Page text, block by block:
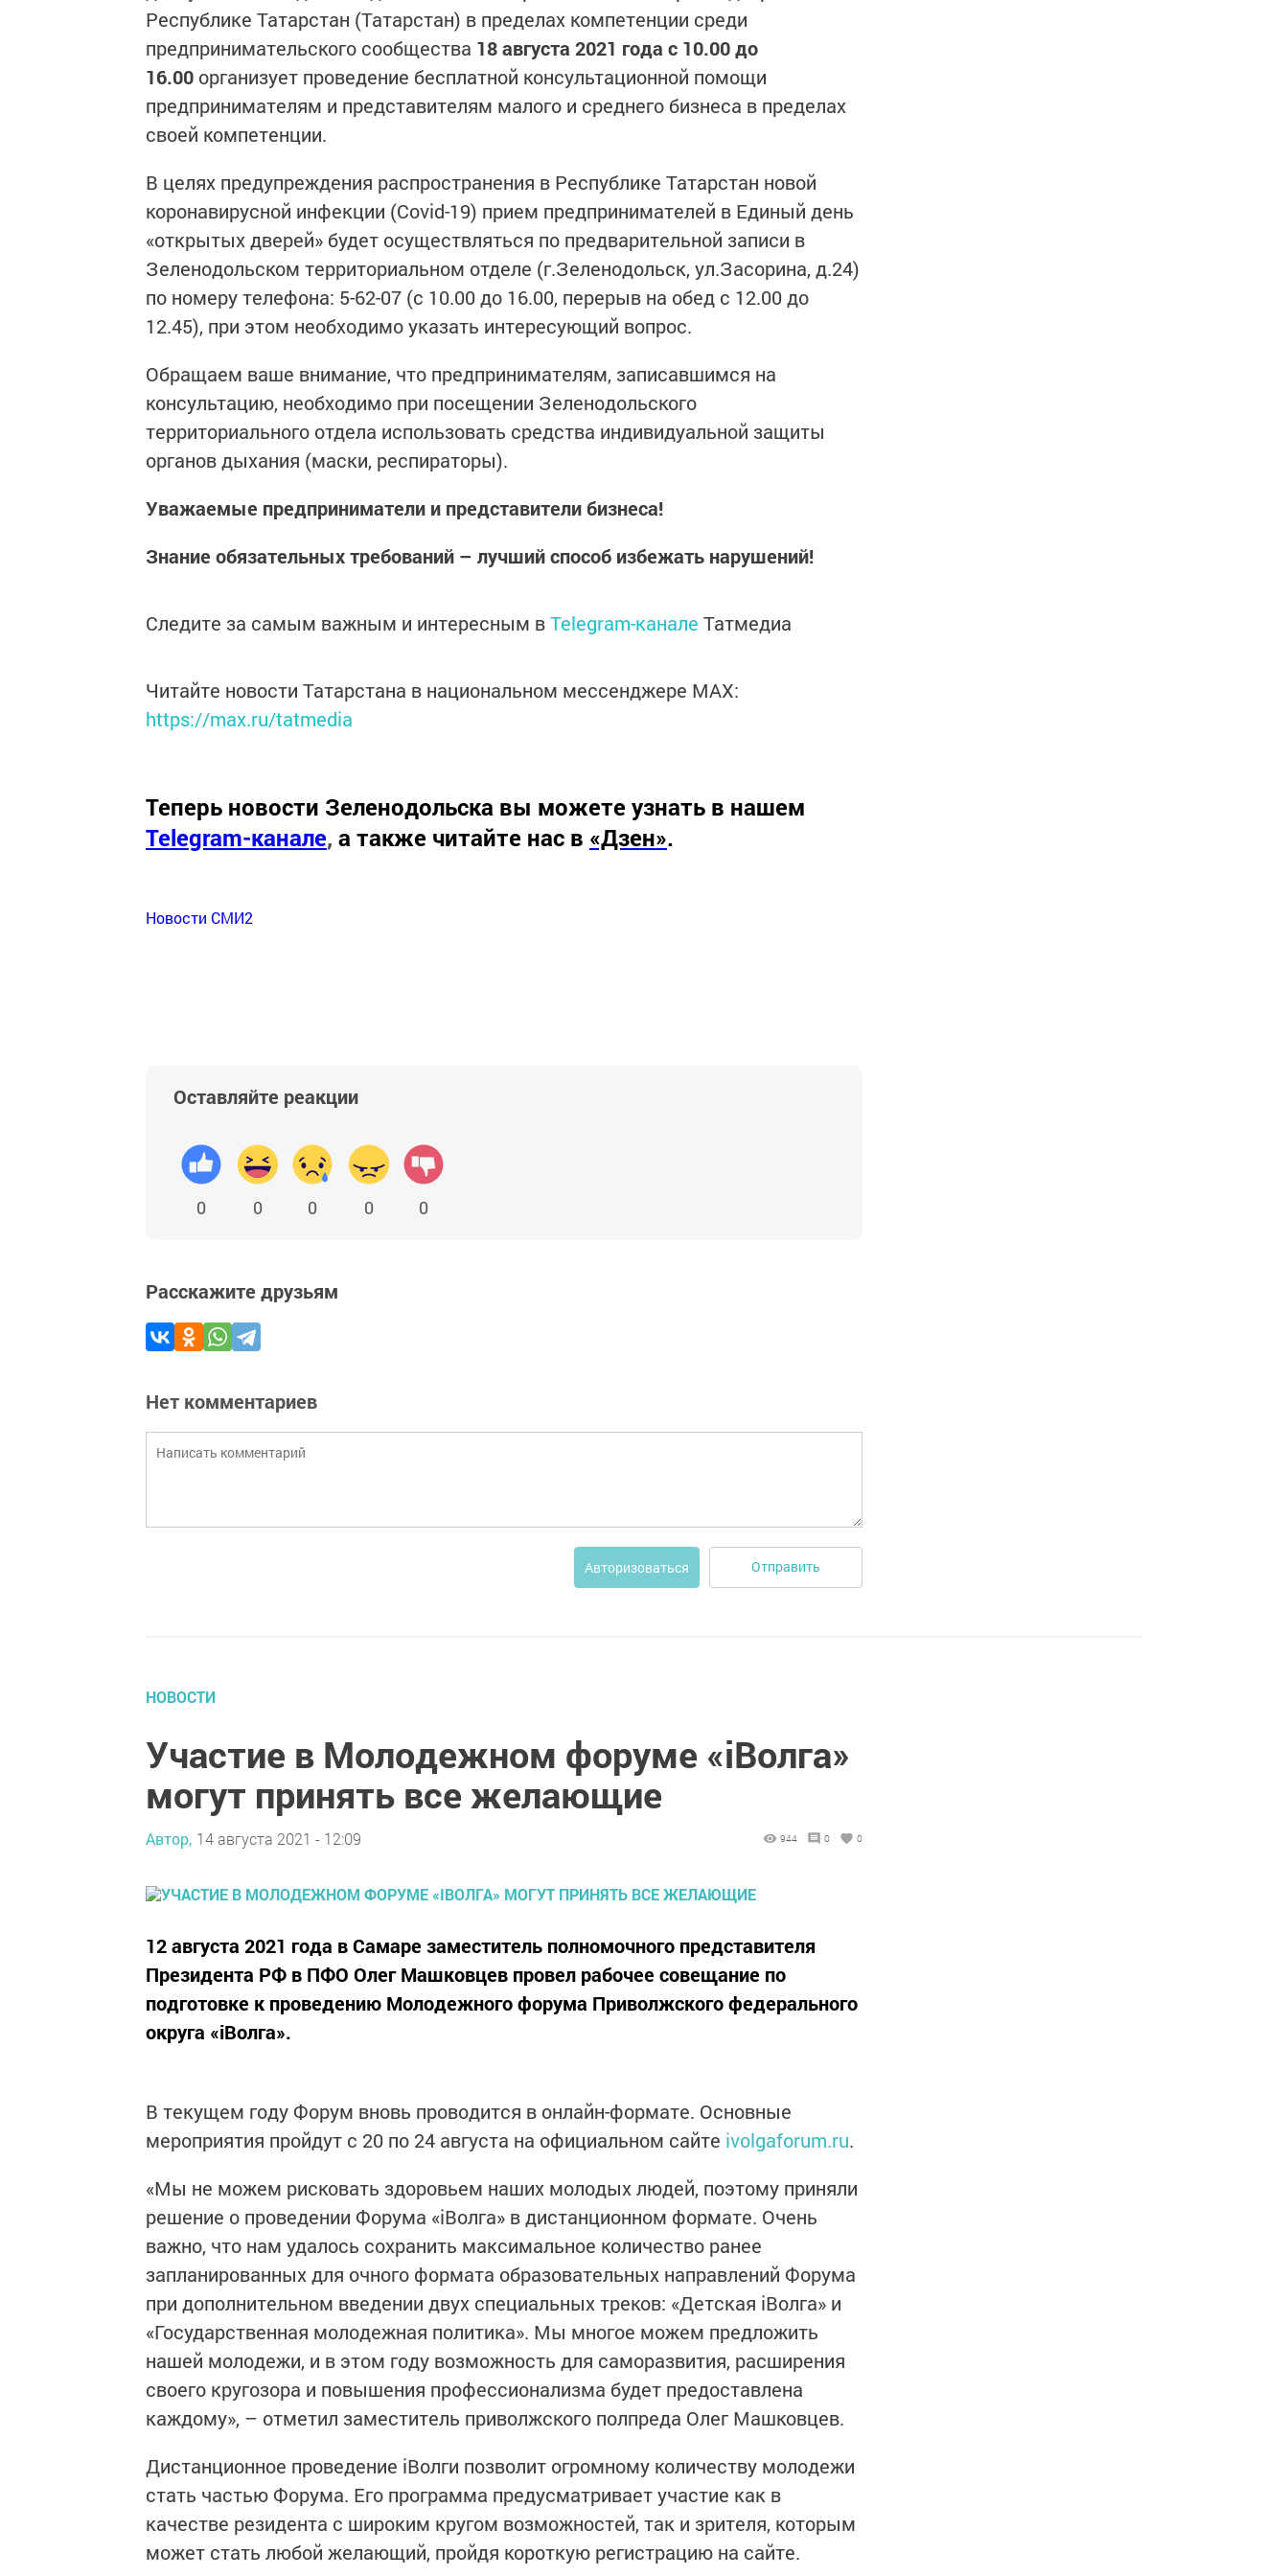
Республике Татарстан (Татарстан) в пределах компетенции среди
предпринимательского сообщества 18 августа 2021 года с 10.00 до
16.00 организует проведение бесплатной консультационной помощи
предпринимателям и представителям малого и среднего бизнеса в пределах
своей компетенции.
В целях предупреждения распространения в Республике Татарстан новой
коронавирусной инфекции (Covid-19) прием предпринимателей в Единый день
«открытых дверей» будет осуществляться по предварительной записи в
Зеленодольском территориальном отделе (г.Зеленодольск, ул.Засорина, д.24)
по номеру телефона: 5-62-07 (с 10.00 до 16.00, перерыв на обед с 12.00 до
12.45), при этом необходимо указать интересующий вопрос.
Обращаем ваше внимание, что предпринимателям, записавшимся на
консультацию, необходимо при посещении Зеленодольского
территориального отдела использовать средства индивидуальной защиты
органов дыхания (маски, респираторы).
Уважаемые предприниматели и представители бизнеса!
Знание обязательных требований – лучший способ избежать нарушений!
Следите за самым важным и интересным вTelegram-канале Татмедиа
Читайте новости Татарстана в национальном мессенджере MАХ:
https://max.ru/tatmedia
Теперь новости Зеленодольска вы можете узнать в нашем
Telegram-канале, а также читайте нас в «Дзен».
Новости СМИ2
Оставляйте реакции
0 0 0 0 0
Расскажите друзьям
Нет комментариев
Авторизоваться Отправить
НОВОСТИ
Участие в Молодежном форуме «iВолга»
могут принять все желающие
Автор, 14 августа 2021 - 12:09 944 0 0
12 августа 2021 года в Самаре заместитель полномочного представителя
Президента РФ в ПФО Олег Машковцев провел рабочее совещание по
подготовке к проведению Молодежного форума Приволжского федерального
округа «iВолга».
В текущем году Форум вновь проводится в онлайн-формате. Основные
мероприятия пройдут с 20 по 24 августа на официальном сайте ivolgaforum.ru.
«Мы не можем рисковать здоровьем наших молодых людей, поэтому приняли
решение о проведении Форума «iВолга» в дистанционном формате. Очень
важно, что нам удалось сохранить максимальное количество ранее
запланированных для очного формата образовательных направлений Форума
при дополнительном введении двух специальных треков: «Детская iВолга» и
«Государственная молодежная политика». Мы многое можем предложить
нашей молодежи, и в этом году возможность для саморазвития, расширения
своего кругозора и повышения профессионализма будет предоставлена
каждому», – отметил заместитель приволжского полпреда Олег Машковцев.
Дистанционное проведение iВолги позволит огромному количеству молодежи
стать частью Форума. Его программа предусматривает участие как в
качестве резидента с широким кругом возможностей, так и зрителя, которым
может стать любой желающий, пройдя короткую регистрацию на сайте.